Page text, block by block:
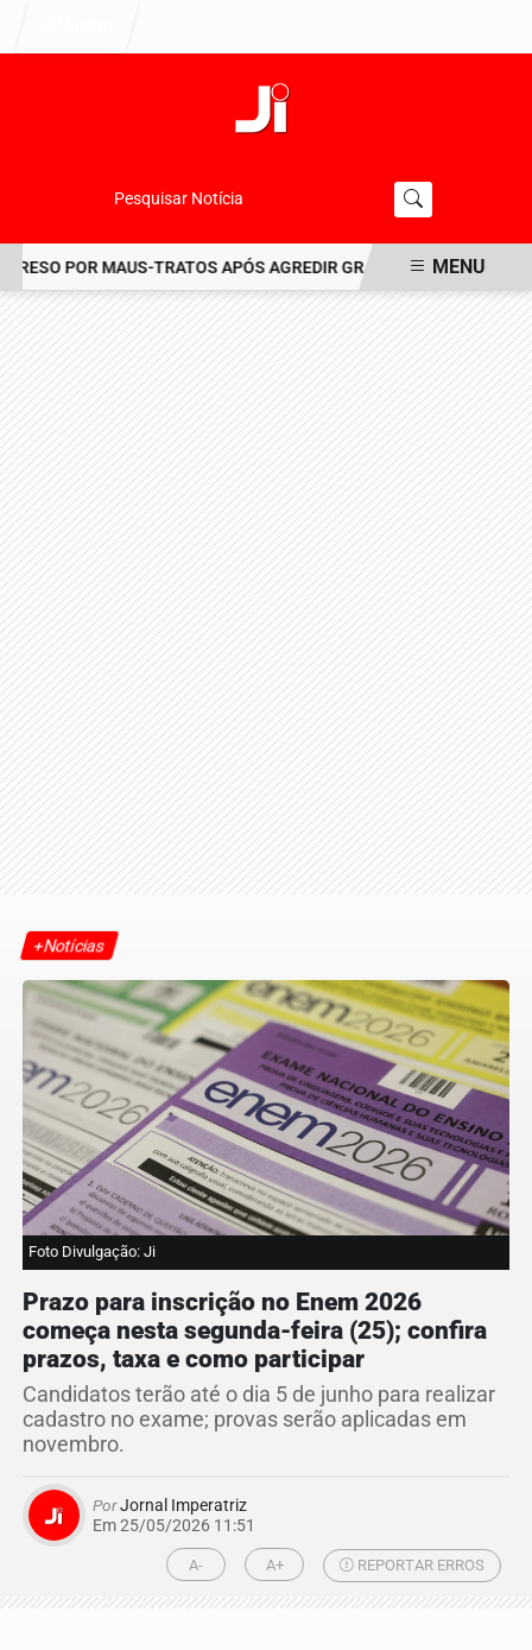
Pesquisar Notícia
POR MAUS-TRATOS APÓS AGREDIR GRAVEMENTE CACHORRO
MENU
+Notícias
Foto Divulgação: Ji
Prazo para inscrição no Enem 2026
começa nesta segunda-feira (25); confira
prazos, taxa e como participar
Candidatos terão até o dia 5 de junho para realizar
cadastro no exame; provas serão aplicadas em
novembro.
PorJornal Imperatriz
Em 25/05/2026 11:51
A- A+ REPORTAR ERROS